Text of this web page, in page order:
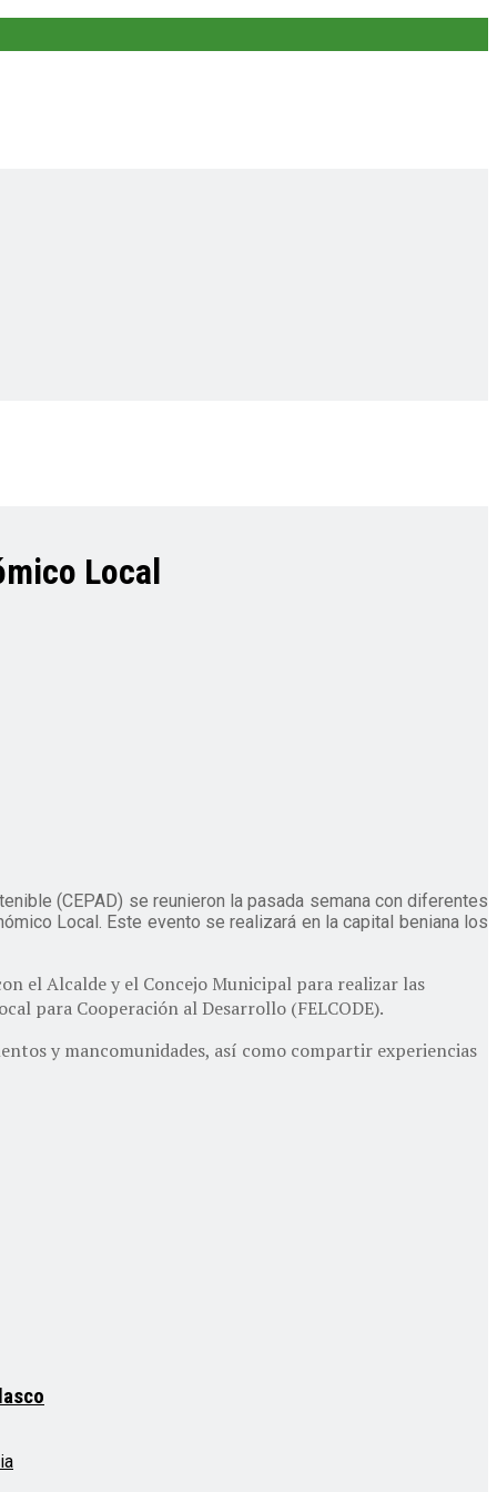
Local
(CEPAD) se reunieron la pasada semana con diferentes
Local. Este evento se realizará en la capital beniana los
el Alcalde y el Concejo Municipal para realizar las
para Cooperación al Desarrollo (FELCODE).
y mancomunidades, así como compartir experiencias